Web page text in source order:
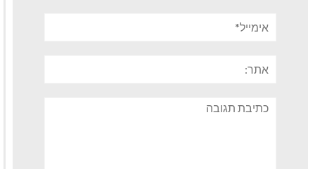
תגובה